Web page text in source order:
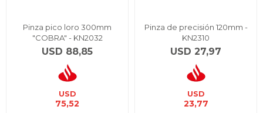
Pinza pico loro 300mm
"COBRA" - KN2032
USD 88,85
USD
75,52
Pinza de precisión 120mm -
KN2310
USD 27,97
USD
23,77